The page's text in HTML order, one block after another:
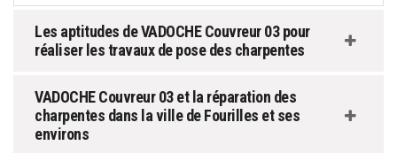
Les aptitudes de VADOCHE Couvreur 03 pour
réaliser les travaux de pose des charpentes
VADOCHE Couvreur 03 et la réparation des
charpentes dans la ville de Fourilles et ses
environs